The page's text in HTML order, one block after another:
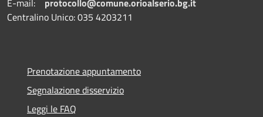
E-mail: protocollo@comune.orioalserio.bg.it
Centralino Unico: 035 4203211
Prenotazione appuntamento
Segnalazione disservizio
Leggi le FAQ